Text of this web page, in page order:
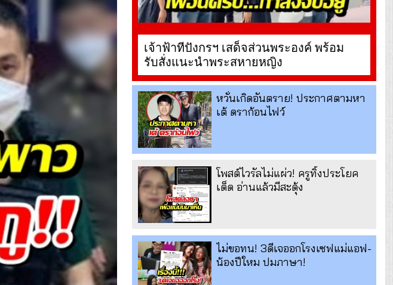
เจ้าฟ้าทีปังกรฯ เสด็จส่วนพระองค์ พร้อม
รับสั่งแนะนำพระสหายหญิง
หวั่นเกิดอันตราย! ประกาศตามหา
เต้ ดราก้อนไฟว์
โพสต์ไวรัลไม่แผ่ว! ครูทิ้งประโยค
เด็ด อ่านแล้วมีสะดุ้ง
ไม่ขอทน! 3ดีเจออกโรงเซฟแม่แอฟ-
น้องปีใหม ปมภาษา!